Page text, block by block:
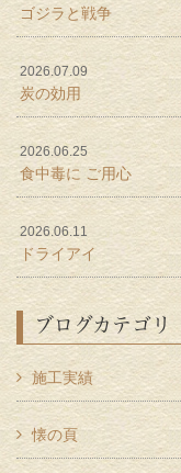
ゴジラと戦争
2026.07.09
炭の効用
2026.06.25
食中毒に ご用心
2026.06.11
ドライアイ
ブログカテゴリ
施工実績
懐の頁